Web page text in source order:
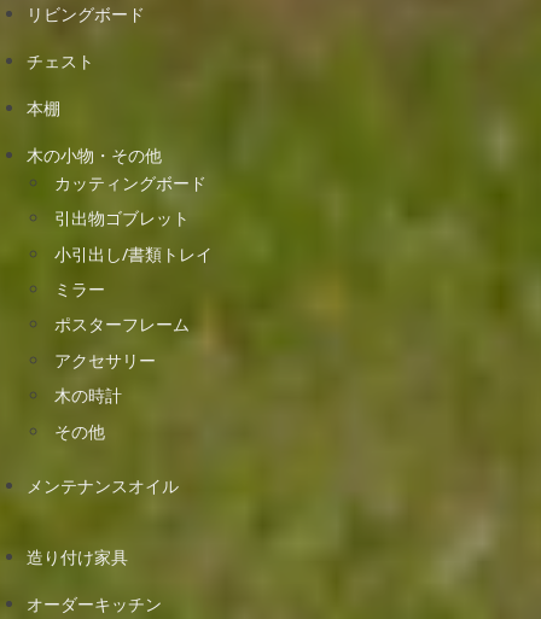
リビングボード
チェスト
本棚
木の小物・その他
カッティングボード
引出物ゴブレット
小引出し/書類トレイ
ミラー
ポスターフレーム
アクセサリー
木の時計
その他
メンテナンスオイル
造り付け家具
オーダーキッチン